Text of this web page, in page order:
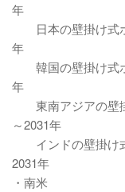
年
日本の壁掛け式ホ
年
韓国の壁掛け式ホ
年
東南アジアの壁
～2031年
インドの壁掛け式
2031年
・南米